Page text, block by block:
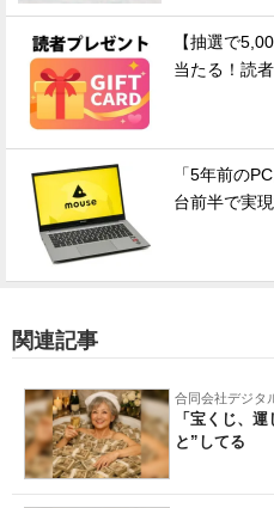
【抽選で
当たる！読
「5年前の
台前半で実
関連記事
合同会社デジタ
「宝くじ、
と”してる